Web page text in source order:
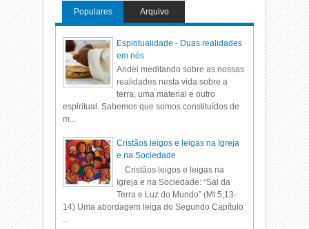
Populares Arquivo
Espiritualidade - Duas realidades
em nós
Andei meditando sobre as nossas
realidades nesta vida sobre a
terra, uma material e outro
espiritual. Sabemos que somos constituídos de
m...
Cristãos leigos e leigas na Igreja
e na Sociedade
Cristãos leigos e leigas na
Igreja e na Sociedade: “Sal da
Terra e Luz do Mundo” (Mt 5,13-
14) Uma abordagem leiga do Segundo Capítulo